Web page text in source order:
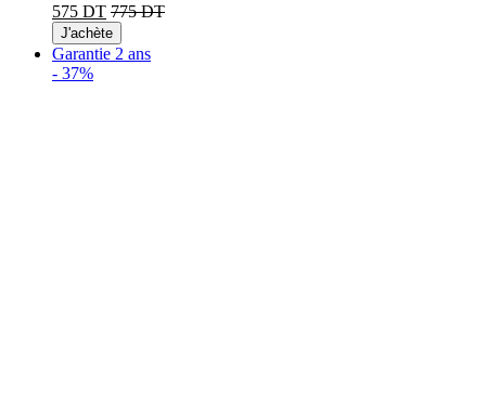
575 DT 775 DT
J'achète
Garantie 2 ans
- 37%